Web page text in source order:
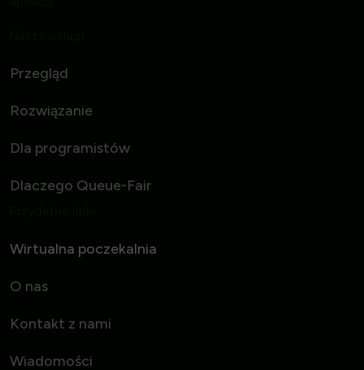
Przegląd
Rozwiązanie
Dla programistów
Dlaczego Queue-Fair
Wirtualna poczekalnia
O nas
Kontakt z nami
Wiadomości